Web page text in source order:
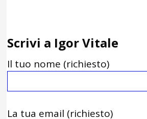
Scrivi a Igor Vitale
Il tuo nome (richiesto)
La tua email (richiesto)